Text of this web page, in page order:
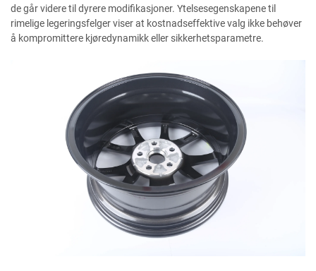
de går videre til dyrere modifikasjoner. Ytelsesegenskapene til
rimelige legeringsfelger viser at kostnadseffektive valg ikke behøver
å kompromittere kjøredynamikk eller sikkerhetsparametre.